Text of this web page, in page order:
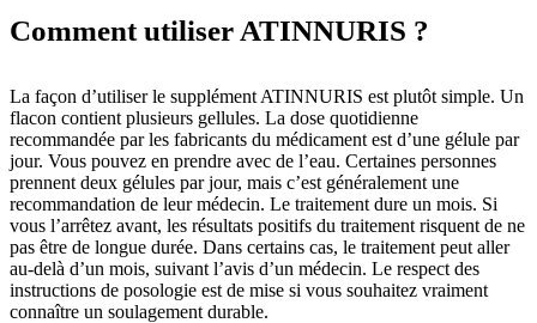
Comment utiliser ATINNURIS ?
La façon d’utiliser le supplément ATINNURIS est plutôt simple. Un
flacon contient plusieurs gellules. La dose quotidienne
recommandée par les fabricants du médicament est d’une gélule par
jour. Vous pouvez en prendre avec de l’eau. Certaines personnes
prennent deux gélules par jour, mais c’est généralement une
recommandation de leur médecin. Le traitement dure un mois. Si
vous l’arrêtez avant, les résultats positifs du traitement risquent de ne
pas être de longue durée. Dans certains cas, le traitement peut aller
au-delà d’un mois, suivant l’avis d’un médecin. Le respect des
instructions de posologie est de mise si vous souhaitez vraiment
connaître un soulagement durable.